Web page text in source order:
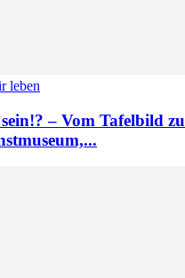
leben
– Vom Tafel­bild